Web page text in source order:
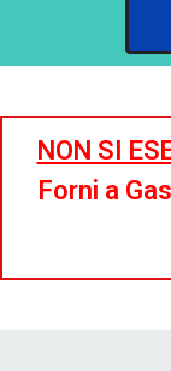
NON SI
Forni a